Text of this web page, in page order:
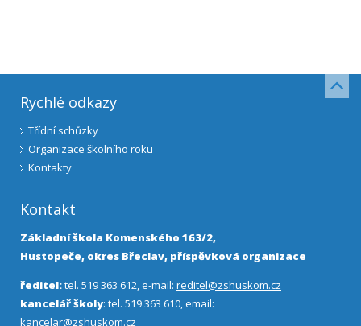
Rychlé odkazy
Třídní schůzky
Organizace školního roku
Kontakty
Kontakt
Základní škola Komenského 163/2,
Hustopeče, okres Břeclav, příspěvková organizace
ředitel:tel. 519 363 612, e-mail: reditel@zshuskom.cz
kancelář školy: tel. 519 363 610, email:
kancelar@zshuskom.cz